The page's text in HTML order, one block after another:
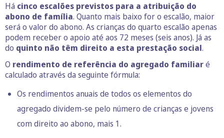
Há cinco escalões previstos para a atribuição do
abono de família. Quanto mais baixo for o escalão, maior
será o valor do abono. As crianças do quarto escalão apenas
podem receber o apoio até aos 72 meses (seis anos). Já as
do quinto não têm direito a esta prestação social.
O rendimento de referência do agregado familiaré
calculado através da seguinte fórmula:
Os rendimentos anuais de todos os elementos do
agregado dividem-se pelo número de crianças e jovens
com direito ao abono, mais 1.